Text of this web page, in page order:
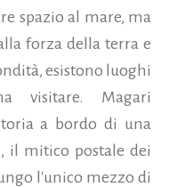
spazio al mare, ma
forza della terra e
esistono luoghi
visitare. Magari
a bordo di una
il mitico postale dei
l'unico mezzo di